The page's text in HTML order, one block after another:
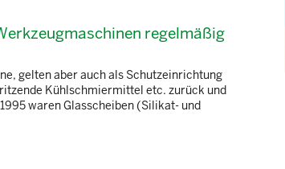
regelmäßig
gelten aber auch als Schutzeinrichtung
Kühlschmiermittel etc. zurück und
waren Glasscheiben (Silikat- und